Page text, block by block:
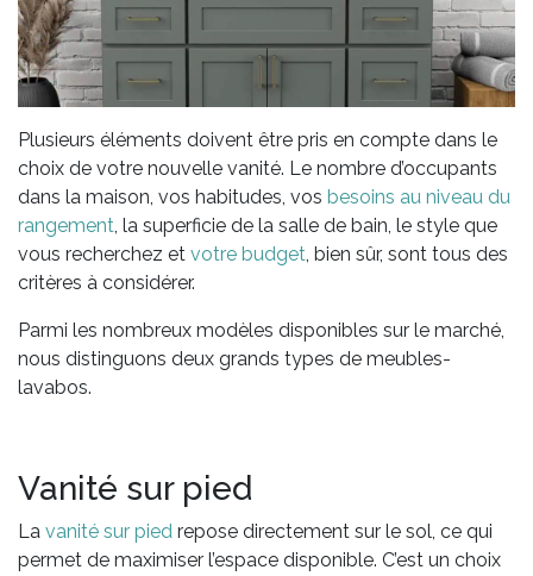
Plusieurs éléments doivent être pris en compte dans le
choix de votre nouvelle vanité. Le nombre d’occupants
dans la maison, vos habitudes, vos besoins au niveau du
rangement , la superficie de la salle de bain, le style que
vous recherchez et votre budget , bien sûr, sont tous des
critères à considérer.
Parmi les nombreux modèles disponibles sur le marché,
nous distinguons deux grands types de meubles-
lavabos.
Vanité sur pied
La vanité sur pied repose directement sur le sol, ce qui
permet de maximiser l’espace disponible. C’est un choix